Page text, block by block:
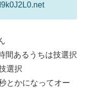
間あるうちは技選択
選択
とかになってオー